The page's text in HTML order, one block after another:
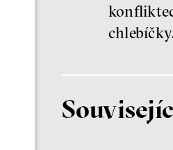
chlebíčky.